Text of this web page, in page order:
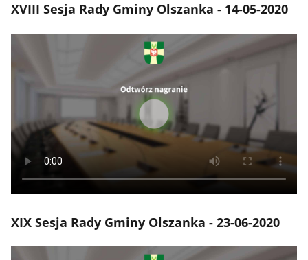
XVIII Sesja Rady Gminy Olszanka - 14-05-2020
XIX Sesja Rady Gminy Olszanka - 23-06-2020